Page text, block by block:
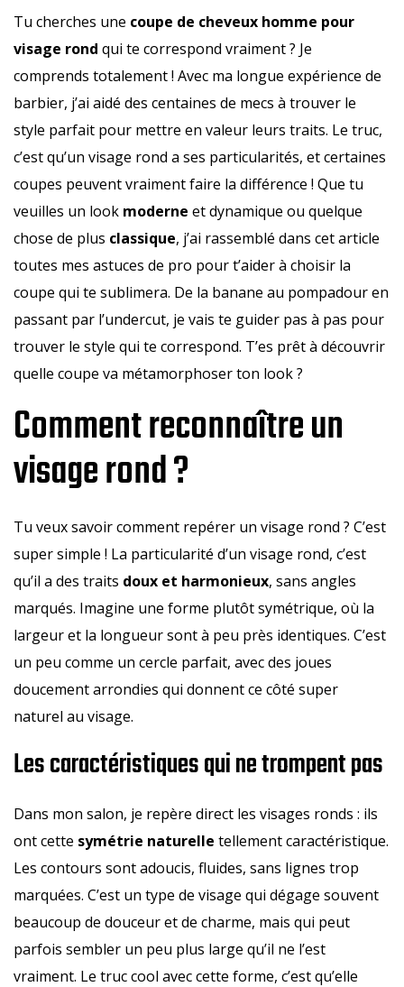
Tu cherches une coupe de cheveux homme pour
visage rond qui te correspond vraiment ? Je
comprends totalement ! Avec ma longue expérience de
barbier, j’ai aidé des centaines de mecs à trouver le
style parfait pour mettre en valeur leurs traits. Le truc,
c’est qu’un visage rond a ses particularités, et certaines
coupes peuvent vraiment faire la différence ! Que tu
veuilles un look moderne et dynamique ou quelque
chose de plus classique, j’ai rassemblé dans cet article
toutes mes astuces de pro pour t’aider à choisir la
coupe qui te sublimera. De la banane au pompadour en
passant par l’undercut, je vais te guider pas à pas pour
trouver le style qui te correspond. T’es prêt à découvrir
quelle coupe va métamorphoser ton look ?
Comment reconnaître un
visage rond ?
Tu veux savoir comment repérer un visage rond ? C’est
super simple ! La particularité d’un visage rond, c’est
qu’il a des traits doux et harmonieux, sans angles
marqués. Imagine une forme plutôt symétrique, où la
largeur et la longueur sont à peu près identiques. C’est
un peu comme un cercle parfait, avec des joues
doucement arrondies qui donnent ce côté super
naturel au visage.
Les caractéristiques qui ne trompent pas
Dans mon salon, je repère direct les visages ronds : ils
ont cette symétrie naturelle tellement caractéristique.
Les contours sont adoucis, fluides, sans lignes trop
marquées. C’est un type de visage qui dégage souvent
beaucoup de douceur et de charme, mais qui peut
parfois sembler un peu plus large qu’il ne l’est
vraiment. Le truc cool avec cette forme, c’est qu’elle